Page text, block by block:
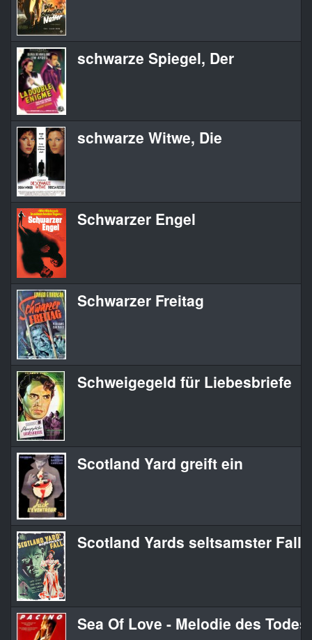
schwarze Spiegel, Der
schwarze Witwe, Die
Schwarzer Engel
Schwarzer Freitag
Schweigegeld für Liebesbriefe
Scotland Yard greift ein
Scotland Yards seltsamster Fall
Sea Of Love - Melodie des Todes